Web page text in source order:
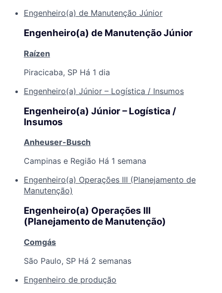
Engenheiro(a) de Manutenção Júnior
Engenheiro(a) de Manutenção Júnior
Raízen
Piracicaba, SP Há 1 dia
Engenheiro(a) Júnior – Logística / Insumos
Engenheiro(a) Júnior – Logística /
Insumos
Anheuser-Busch
Campinas e Região Há 1 semana
Engenheiro(a) Operações III (Planejamento de
Manutenção)
Engenheiro(a) Operações III
(Planejamento de Manutenção)
Comgás
São Paulo, SP Há 2 semanas
Engenheiro de produção